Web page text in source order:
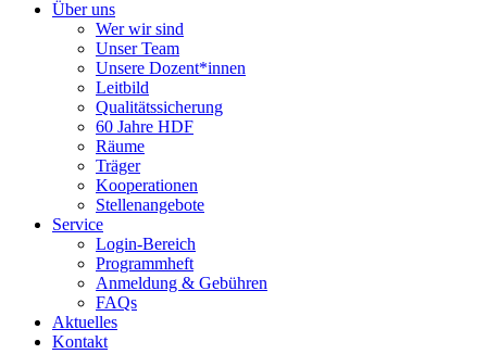
Über uns
Wer wir sind
Unser Team
Unsere Dozent*innen
Leitbild
Qualitätssicherung
60 Jahre HDF
Räume
Träger
Kooperationen
Stellenangebote
Service
Login-Bereich
Programmheft
Anmeldung & Gebühren
FAQs
Aktuelles
Kontakt